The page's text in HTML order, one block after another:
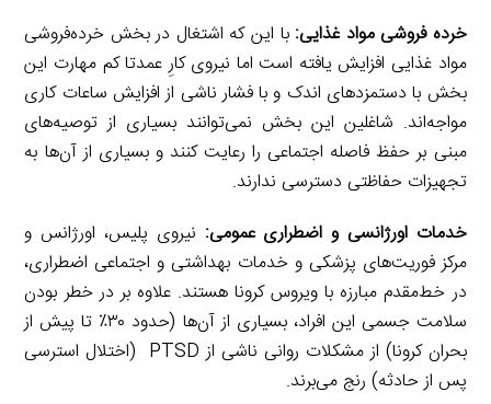
خرده فروشی مواد غذایی: با این که اشتغال در بخش خرده‌فروشی
مواد غذایی افزایش یافته است اما نیروی کارِ عمدتا کم مهارت این
بخش با دستمزدهای اندک و با فشار ناشی از افزایش ساعات کاری
مواجه‌اند. شاغلین این بخش نمی‌توانند بسیاری از توصیه‌های
مبنی بر حفظ فاصله اجتماعی را رعایت کنند و بسیاری از آن‌ها به
تجهیزات حفاظتی دسترسی ندارند.
خدمات اورژانسی و اضطراری عمومی: نیروی پلیس، اورژانس و
مرکز فوریت‌های پزشکی و خدمات بهداشتی و اجتماعی اضطراری،
در خط‌مقدم مبارزه با ویروس کرونا هستند. علاوه بر در خطر بودن
سلامت جسمی این افراد، بسیاری از آن‌ها (حدود ۳۰٪ تا پیش از
بحران کرونا) از مشکلات روانی ناشی از PTSD (اختلال استرسی
پس از حادثه) رنج می‌برند.